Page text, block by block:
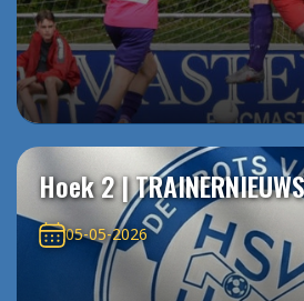
Hoek 2 | TRAINERNIEUWS
05-05-2026